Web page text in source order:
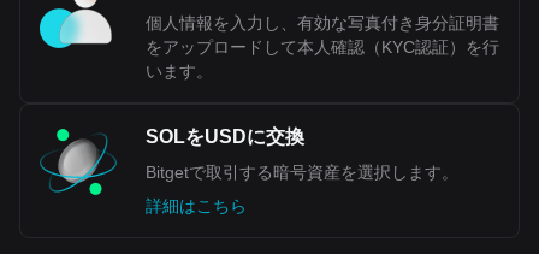
個人情報を入力し、有効な写真付き身分証明書
をアップロードして本人確認（KYC認証）を行
います。
SOLをUSDに交換
Bitgetで取引する暗号資産を選択します。
詳細はこちら